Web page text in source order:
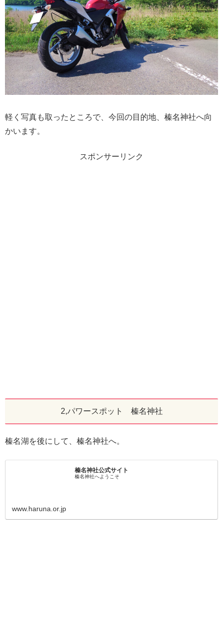
軽く写真も取ったところで、今回の目的地、榛名神社へ向
かいます。
スポンサーリンク
2,パワースポット 榛名神社
榛名湖を後にして、榛名神社へ。
榛名神社公式サイト
榛名神社へようこそ
www.haruna.or.jp